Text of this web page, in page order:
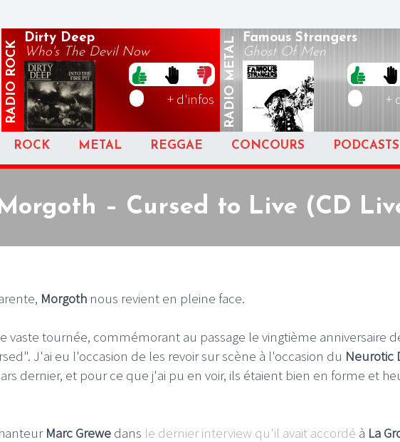
RADIO
ROCK
Dirty Deep
Who's The Devil Now
+ d'infos RADIO
METAL Famous Strangers
Ghost Of Men
+
ROCK METAL REGGAE CONCOURS PODCASTS
– Cursed to Live (CD
Morgoth nous revient en pleine face.
vaste tournée, commémorant au passage le vingtième anniversaire
J'ai eu l'occasion de les revoir sur scène à l'occasion du Neurotic
dernier, et pour ce que j'ai pu en voir, ils étaient bien en forme et
Marc Grewe dans le dernier interview qu'il avait accordé à La